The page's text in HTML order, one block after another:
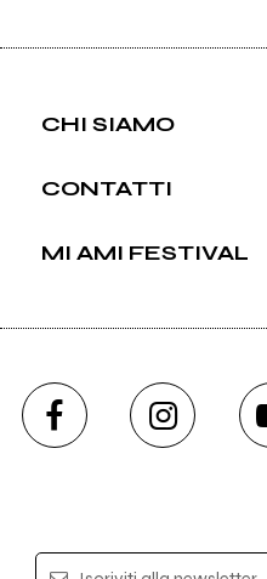
CHI SIAMO
CONTATTI
MI AMI FESTIVAL